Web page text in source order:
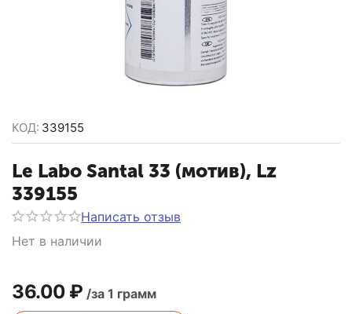
КОД: 339155
Le Labo Santal 33 (мотив), Lz
339155
Написать отзыв
Нет в наличии
36.00 ₽ /за 1 грамм